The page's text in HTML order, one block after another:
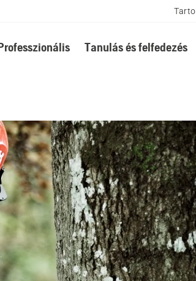
Tarto
Tanulás és felfedezés